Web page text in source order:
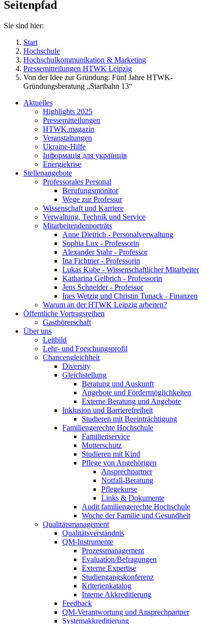
Seitenpfad
Sie sind hier:
Start
Hochschule
Hochschulkommunikation & Marketing
Pressemitteilungen HTWK Leipzig
Von der Idee zur Gründung: Fünf Jahre HTWK-
Gründungsberatung „Startbahn 13“
Aktuelles
Highlights 2025
Pressemitteilungen
HTWK.magazin
Veranstaltungen
Ukraine-Hilfe
Інформація для українців
Energiekrise
Stellenangebote
Professorales Personal
Berufungsmonitor
Wege zur Professur
Wissenschaft und Karriere
Verwaltung, Technik und Service
Mitarbeitendenporträts
Anne Dietrich - Personalverwaltung
Sophia Lux - Professorin
Alexander Stahr - Professor
Ina Fichtner - Professorin
Lukas Kube - Wissenschaftlicher Mitarbeiter
Katharina Gelbrich - Professorin
Jens Schneider - Professor
Ines Wetzig und Christin Tunack - Finanzen
Warum an der HTWK Leipzig arbeiten?
Öffentliche Vortragsreihen
Gasthörerschaft
Über uns
Leitbild
Lehr- und Forschungsprofil
Chancengleichheit
Diversity
Gleichstellung
Beratung und Auskunft
Angebote und Fördermöglichkeiten
Externe Beratung und Angebote
Inklusion und Barrierefreiheit
Studieren mit Beeinträchtigung
Familiengerechte Hochschule
Familienservice
Mutterschutz
Studieren mit Kind
Pflege von Angehörigen
Ansprechpartner
Notfall-Beratung
Pflegekurse
Links & Dokumente
Audit familiengerechte Hochschule
Woche der Familie und Gesundheit
Qualitätsmanagement
Qualitätsverständnis
QM-Instrumente
Prozessmanagement
Evaluation/Befragungen
Externe Expertise
Studiengangskonferenz
Kriterienkatalog
Interne Akkreditierung
Feedback
QM-Verantwortung und Ansprechpartner
Systemakkreditierung